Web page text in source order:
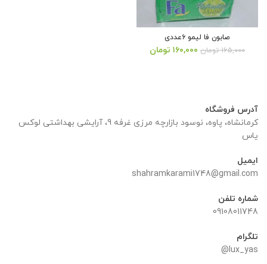
صابون فا لیمو ۶عددی
۱۶۵,۰۰۰ تومان قیمت
۱۶۰,۰۰۰ تومان
آدرس فروشگاه
کرمانشاه، پاوه، نوسود بازارچه مرزی غرفه 9، آرایشی بهداشتی لوکس
یاس
ایمیل
shahramkarami1748@gmail.com
شماره تلفن
09108011748
تلگرام
lux_yas@